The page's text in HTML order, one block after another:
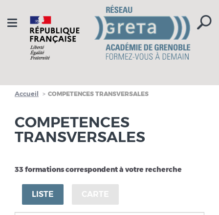
Toggle
navigation
Accueil COMPETENCES TRANSVERSALES
COMPETENCES
TRANSVERSALES
33 formations correspondent à votre recherche
LISTE CARTE